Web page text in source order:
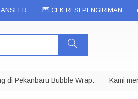
CEK RESI PENGIRIMAN
di Pekanbaru Bubble Wrap. Kami